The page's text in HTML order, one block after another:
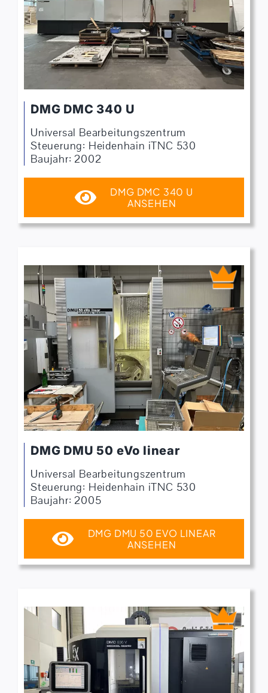
DMG DMC 340 U
Universal Bearbeitungszentrum
Steuerung: Heidenhain iTNC 530
Baujahr: 2002
DMG DMC 340 U
ANSEHEN
DMG DMU 50 eVo linear
Universal Bearbeitungszentrum
Steuerung: Heidenhain iTNC 530
Baujahr: 2005
DMG DMU 50 EVO LINEAR
ANSEHEN